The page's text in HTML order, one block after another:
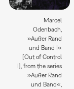
Marcel
Odenbach,
»Außer Rand
und Band I«
[Out of Control
I], from the series
»Außer Rand
und Band«,